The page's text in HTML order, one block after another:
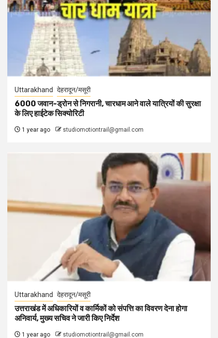
Uttarakhand देहरादून/मसूरी
6000 जवान-ड्रोन से निगरानी, चारधाम आने वाले यात्रियों की सुरक्षा
के लिए हाईटेक सिक्योरिटी
1 year ago studiomotiontrail@gmail.com
Uttarakhand देहरादून/मसूरी
उत्तराखंड में अधिकारियों व कार्मिकों को संपत्ति का विवरण देना होगा
अनिवार्य, मुख्य सचिव ने जारी किए निर्देश
1 year ago studiomotiontrail@gmail.com